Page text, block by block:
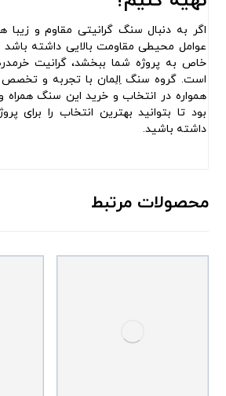
اگر به دنبال سنگ گرانیتی مقاوم و زیبا
عوامل محیطی مقاومت بالایی داشته
خاص به پروژه شما ببخشد، گرانیت
است. گروه سنگ اِلِمان با تجربه و
همواره در انتخاب و خرید این سنگ همراه
بود تا بتوانید بهترین انتخاب را برای
داشته باشید.
محصولات مرتبط